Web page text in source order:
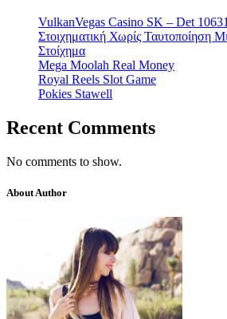
VulkanVegas Casino SK – Det
Στοιχηματική Χωρίς Ταυτοποίηση
Στοίχημα
Mega Moolah Real Money
Royal Reels Slot Game
Pokies Stawell
Recent Comments
No comments to show.
About Author